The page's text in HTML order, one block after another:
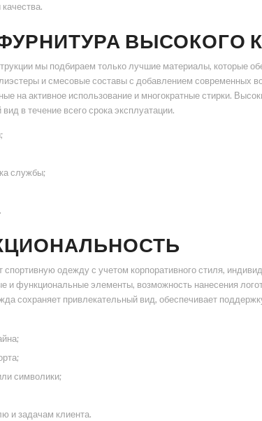
ВЫСОКОГО
мы подбираем только лучшие материалы, которые
и смесовые составы с добавлением современных
на активное использование и многократные стирки.
в течение всего срока эксплуатации.
службы;
одежду с учетом корпоративного стиля,
и функциональные элементы, возможность нанесения
сохраняет привлекательный вид, обеспечивает
символики;
и задачам клиента.